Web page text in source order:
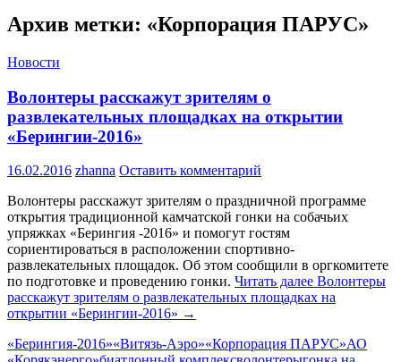
Архив метки: «Корпорация ПАРУС»
Новости
Волонтеры расскажут зрителям о
развлекательных площадках на открытии
«Берингии-2016»
16.02.2016 zhanna Оставить комментарий
Волонтеры расскажут зрителям о праздничной программе
открытия традиционной камчатской гонки на собачьих
упряжках «Берингия -2016» и помогут гостям
сориентироваться в расположении спортивно-
развлекательных площадок. Об этом сообщили в оргкомитете
по подготовке и проведению гонки. Читать далее Волонтеры
расскажут зрителям о развлекательных площадках на
открытии «Берингии-2016» →
«Берингия-2016»«Витязь-Аэро»«Корпорация ПАРУС»АО